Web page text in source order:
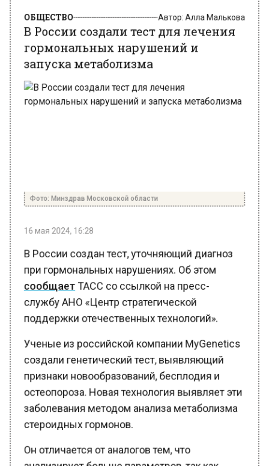
гормональных нарушений и
запуска метаболизма
В России создан тест, уточняющий диагноз
при гормональных нарушениях. Об этом
сообщаетТАСС со ссылкой на пресс-
службу АНО «Центр стратегической
поддержки отечественных технологий».
создали генетический тест, выявляющий
признаки новообразований, бесплодия и
остеопороза. Новая технология выявляет эти
заболевания методом анализа метаболизма
стероидных гормонов.
анализирует больше параметров, так как